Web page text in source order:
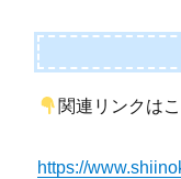
関連リンクは
https://